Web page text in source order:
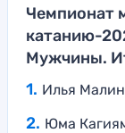
Чемпионат
катанию-
Мужчины.
Илья
Юма